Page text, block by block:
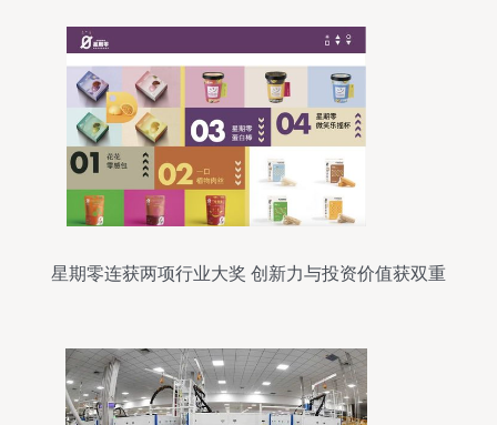
星期零连获两项行业大奖 创新力与投资价值获双重